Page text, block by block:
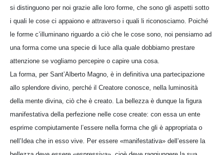
si distinguono per noi grazie alle loro forme, che sono gli aspetti sotto
i quali le cose ci appaiono e attraverso i quali li riconosciamo. Poiché
le forme c’illuminano riguardo a ciò che le cose sono, noi pensiamo ad
una forma come una specie di luce alla quale dobbiamo prestare
attenzione se vogliamo percepire o capire una cosa.
La forma, per Sant’Alberto Magno, è in definitiva una partecipazione
allo splendore divino, perché il Creatore conosce, nella luminosità
della mente divina, ciò che è creato. La bellezza è dunque la figura
manifestativa della perfezione nelle cose create: con essa un ente
esprime compiutamente l’essere nella forma che gli è appropriata o
nell’Idea che in esso vive. Per essere «manifestativa» dell’essere la